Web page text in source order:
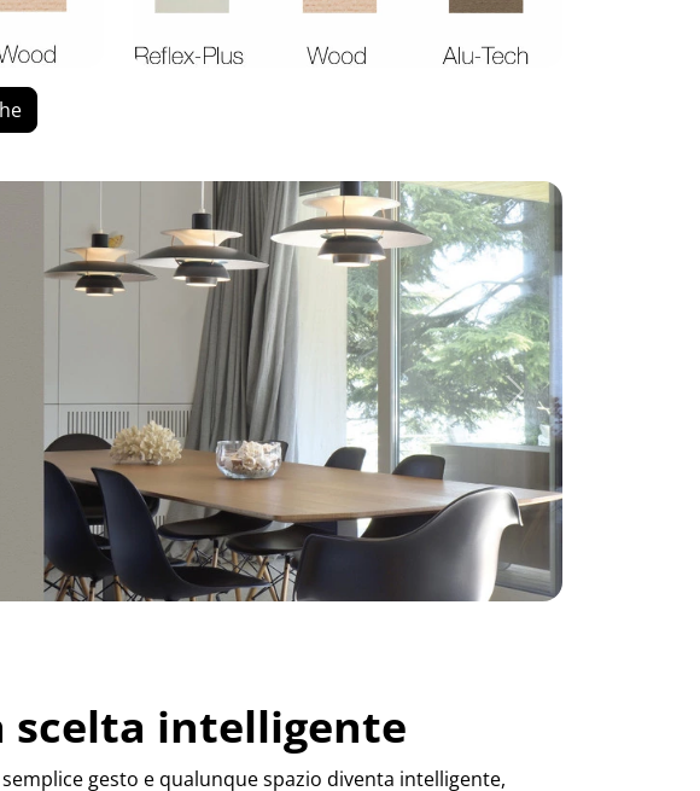
Successivo
scelta intelligente
gesto e qualunque spazio diventa intelligente,